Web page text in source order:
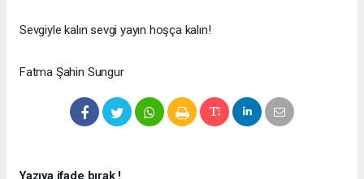
Sevgiyle kalın sevgi yayın hoşça kalın!
Fatma Şahin Sungur
Yazıya ifade bırak !